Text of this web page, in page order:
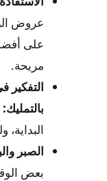
عروض
على
مريحة.
التفكير
بالتمليك:
الصبر
بعض